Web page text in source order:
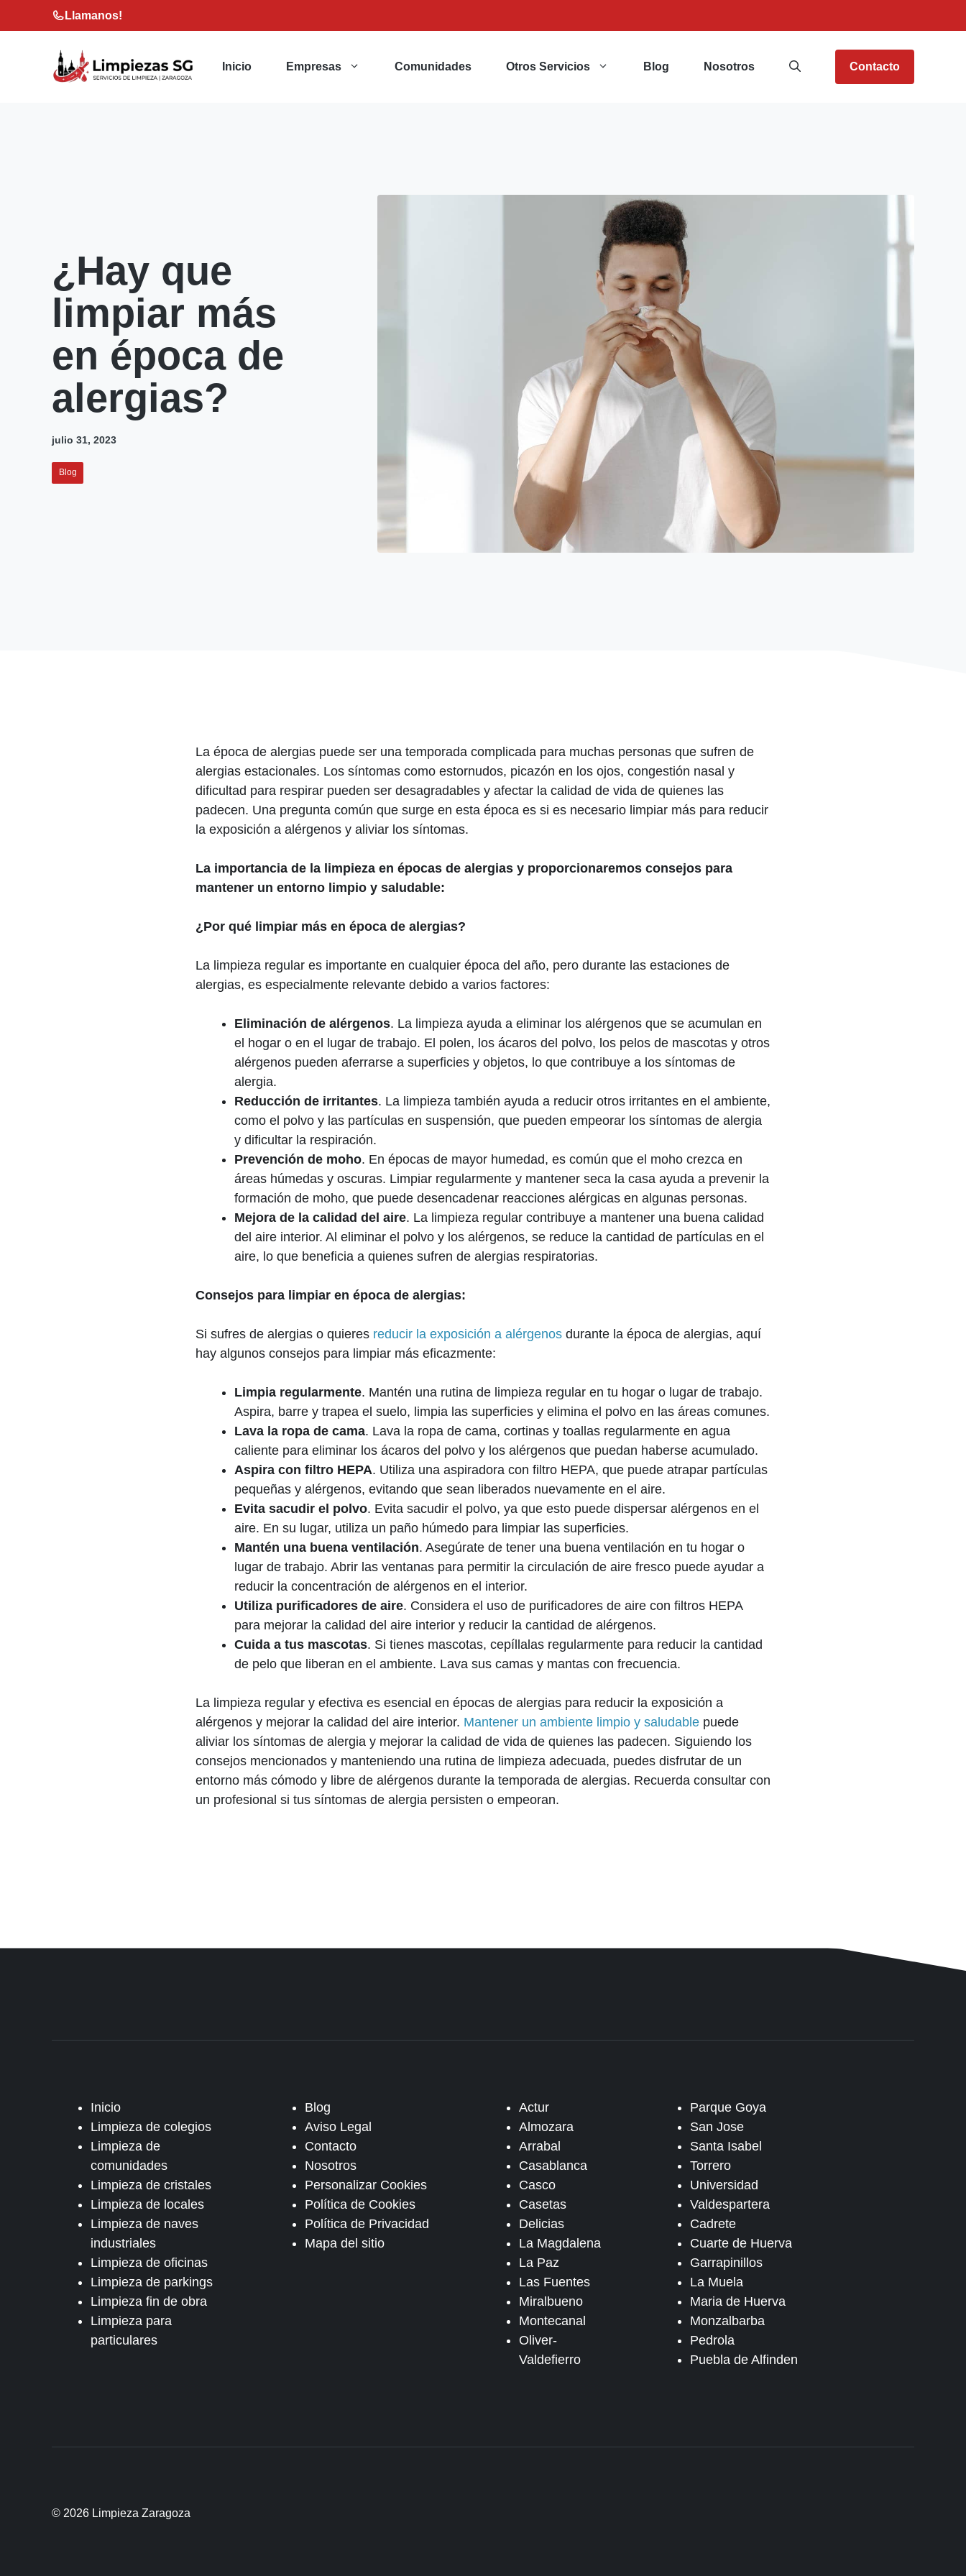
al
Llamanos!
Inicio Empresas Comunidades Otros Servicios Blog Nosotros Contacto
¿Hay que
limpiar más
en época de
alergias?
julio 31, 2023
Blog
La época de alergias puede ser una temporada complicada para muchas personas que sufren de
alergias estacionales. Los síntomas como estornudos, picazón en los ojos, congestión nasal y
dificultad para respirar pueden ser desagradables y afectar la calidad de vida de quienes las
padecen. Una pregunta común que surge en esta época es si es necesario limpiar más para reducir
la exposición a alérgenos y aliviar los síntomas.
La importancia de la limpieza en épocas de alergias y proporcionaremos consejos para
mantener un entorno limpio y saludable:
¿Por qué limpiar más en época de alergias?
La limpieza regular es importante en cualquier época del año, pero durante las estaciones de
alergias, es especialmente relevante debido a varios factores:
Eliminación de alérgenos. La limpieza ayuda a eliminar los alérgenos que se acumulan en
el hogar o en el lugar de trabajo. El polen, los ácaros del polvo, los pelos de mascotas y otros
alérgenos pueden aferrarse a superficies y objetos, lo que contribuye a los síntomas de
alergia.
Reducción de irritantes. La limpieza también ayuda a reducir otros irritantes en el ambiente,
como el polvo y las partículas en suspensión, que pueden empeorar los síntomas de alergia
y dificultar la respiración.
Prevención de moho. En épocas de mayor humedad, es común que el moho crezca en
áreas húmedas y oscuras. Limpiar regularmente y mantener seca la casa ayuda a prevenir la
formación de moho, que puede desencadenar reacciones alérgicas en algunas personas.
Mejora de la calidad del aire. La limpieza regular contribuye a mantener una buena calidad
del aire interior. Al eliminar el polvo y los alérgenos, se reduce la cantidad de partículas en el
aire, lo que beneficia a quienes sufren de alergias respiratorias.
Consejos para limpiar en época de alergias:
Si sufres de alergias o quieres reducir la exposición a alérgenos durante la época de alergias, aquí
hay algunos consejos para limpiar más eficazmente:
Limpia regularmente. Mantén una rutina de limpieza regular en tu hogar o lugar de trabajo.
Aspira, barre y trapea el suelo, limpia las superficies y elimina el polvo en las áreas comunes.
Lava la ropa de cama. Lava la ropa de cama, cortinas y toallas regularmente en agua
caliente para eliminar los ácaros del polvo y los alérgenos que puedan haberse acumulado.
Aspira con filtro HEPA. Utiliza una aspiradora con filtro HEPA, que puede atrapar partículas
pequeñas y alérgenos, evitando que sean liberados nuevamente en el aire.
Evita sacudir el polvo. Evita sacudir el polvo, ya que esto puede dispersar alérgenos en el
aire. En su lugar, utiliza un paño húmedo para limpiar las superficies.
Mantén una buena ventilación. Asegúrate de tener una buena ventilación en tu hogar o
lugar de trabajo. Abrir las ventanas para permitir la circulación de aire fresco puede ayudar a
reducir la concentración de alérgenos en el interior.
Utiliza purificadores de aire. Considera el uso de purificadores de aire con filtros HEPA
para mejorar la calidad del aire interior y reducir la cantidad de alérgenos.
Cuida a tus mascotas. Si tienes mascotas, cepíllalas regularmente para reducir la cantidad
de pelo que liberan en el ambiente. Lava sus camas y mantas con frecuencia.
La limpieza regular y efectiva es esencial en épocas de alergias para reducir la exposición a
alérgenos y mejorar la calidad del aire interior. Mantener un ambiente limpio y saludable puede
aliviar los síntomas de alergia y mejorar la calidad de vida de quienes las padecen. Siguiendo los
consejos mencionados y manteniendo una rutina de limpieza adecuada, puedes disfrutar de un
entorno más cómodo y libre de alérgenos durante la temporada de alergias. Recuerda consultar con
un profesional si tus síntomas de alergia persisten o empeoran.
Inicio
Limpieza de colegios
Limpieza de
comunidades
Limpieza de cristales
Limpieza de locales
Limpieza de naves
industriales
Limpieza de oficinas
Limpieza de parkings
Limpieza fin de obra
Limpieza para
particulares
Blog
Aviso Legal
Contacto
Nosotros
Personalizar Cookies
Política de Cookies
Política de Privacidad
Mapa del sitio
Actur
Almozara
Arrabal
Casablanca
Casco
Casetas
Delicias
La Magdalena
La Paz
Las Fuentes
Miralbueno
Montecanal
Oliver-
Valdefierro
Parque Goya
San Jose
Santa Isabel
Torrero
Universidad
Valdespartera
Cadrete
Cuarte de Huerva
Garrapinillos
La Muela
Maria de Huerva
Monzalbarba
Pedrola
Puebla de Alfinden
© 2026 Limpieza Zaragoza